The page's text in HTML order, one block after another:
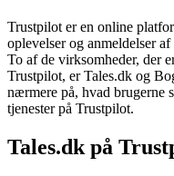
Trustpilot er en online
oplevelser og anmeldelser
To af de virksomheder, der
Trustpilot, er Tales.dk og
nærmere på, hvad brugerne
tjenester på Trustpilot.
Tales.dk på